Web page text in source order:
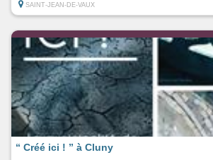
SAINT-JEAN-DE-VAUX
“ Créé ici ! ” à Cluny